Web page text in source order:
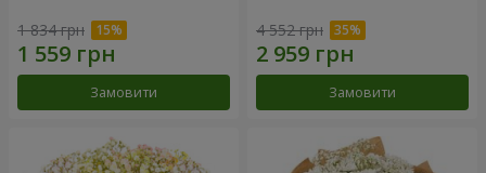
1 834 грн
Замовити
4 552 грн
Замовити